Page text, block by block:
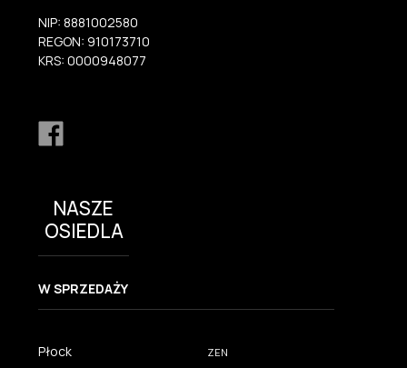
NIP: 8881002580
REGON: 910173710
KRS: 0000948077
NASZE
OSIEDLA
W SPRZEDAŻY
Płock ZEN